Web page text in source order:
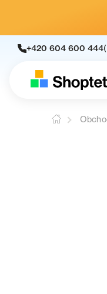
+420 604 600 444